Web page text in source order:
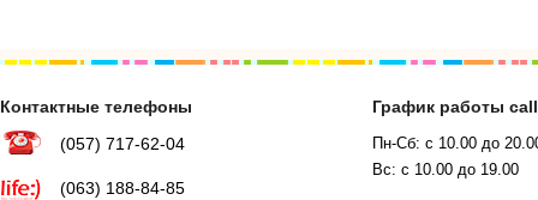
Контактные телефоны
(057) 717-62-04
(063) 188-84-85
График работы
Пн-Сб: с 10.00 до
Вс: с 10.00 до 19.00